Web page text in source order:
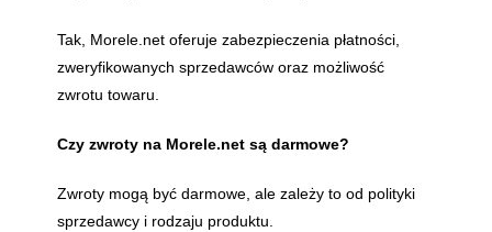
Tak, Morele.net oferuje zabezpieczenia płatności,
zweryfikowanych sprzedawców oraz możliwość
zwrotu towaru.
Czy zwroty na Morele.net są darmowe?
Zwroty mogą być darmowe, ale zależy to od polityki
sprzedawcy i rodzaju produktu.